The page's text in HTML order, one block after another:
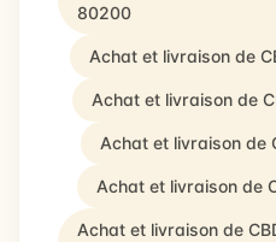
80200
Achat et livraison de
Achat et livraison de
Achat et livraison de
Achat et livraison de
Achat et livraison de